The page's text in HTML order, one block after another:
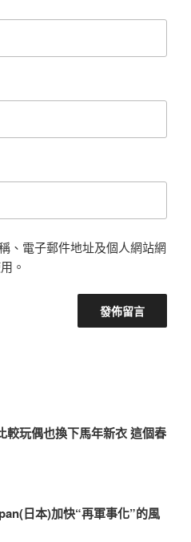
、電子郵件地址及個人網站網
。
較玩偶也換下馬年新衣 這個春
日本)加快“再軍事化”的風